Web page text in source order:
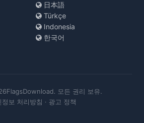
日本語
Türkçe
Indonesia
한국어
모든 권리 보유.
정보 처리방침 · 광고 정책